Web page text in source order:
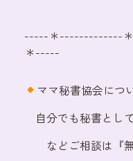
-----＊-------------
＊-----
ママ秘書協会につ
自分でも秘書とし
などご相談は『無